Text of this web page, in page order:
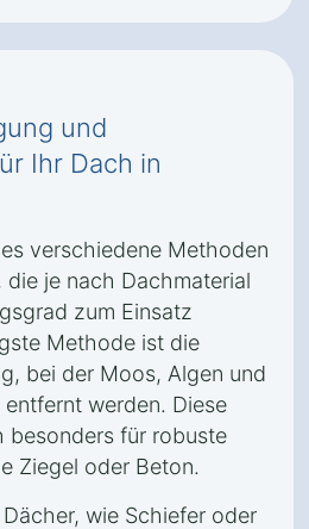
und
Ihr Dach in
verschiedene Methoden
je nach Dachmaterial
zum Einsatz
Methode ist die
bei der Moos, Algen und
werden. Diese
besonders für robuste
Ziegel oder Beton.
wie Schiefer oder